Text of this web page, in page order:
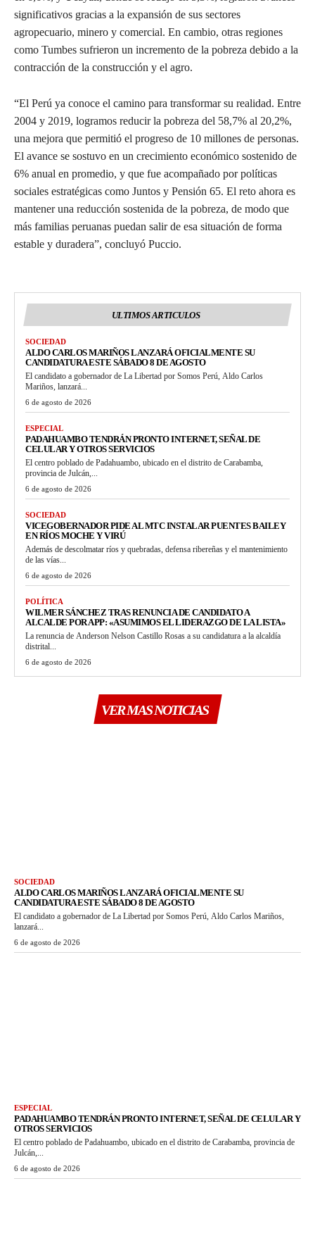
significativos gracias a la expansión de sus sectores
agropecuario, minero y comercial. En cambio, otras regiones
como Tumbes sufrieron un incremento de la pobreza debido a la
contracción de la construcción y el agro.
“El Perú ya conoce el camino para transformar su realidad. Entre
2004 y 2019, logramos reducir la pobreza del 58,7% al 20,2%,
una mejora que permitió el progreso de 10 millones de personas.
El avance se sostuvo en un crecimiento económico sostenido de
6% anual en promedio, y que fue acompañado por políticas
sociales estratégicas como Juntos y Pensión 65. El reto ahora es
mantener una reducción sostenida de la pobreza, de modo que
más familias peruanas puedan salir de esa situación de forma
estable y duradera”, concluyó Puccio.
ULTIMOS ARTICULOS
SOCIEDAD
ALDO CARLOS MARIÑOS LANZARÁ OFICIALMENTE SU
CANDIDATURA ESTE SÁBADO 8 DE AGOSTO
El candidato a gobernador de La Libertad por Somos Perú, Aldo Carlos
Mariños, lanzará...
6 de agosto de 2026
ESPECIAL
PADAHUAMBO TENDRÁN PRONTO INTERNET, SEÑAL DE
CELULAR Y OTROS SERVICIOS
El centro poblado de Padahuambo, ubicado en el distrito de Carabamba,
provincia de Julcán,...
6 de agosto de 2026
SOCIEDAD
VICEGOBERNADOR PIDE AL MTC INSTALAR PUENTES BAILEY
EN RÍOS MOCHE Y VIRÚ
Además de descolmatar ríos y quebradas, defensa ribereñas y el mantenimiento
de las vías...
6 de agosto de 2026
POLÍTICA
WILMER SÁNCHEZ TRAS RENUNCIA DE CANDIDATO A
ALCALDE POR APP: «ASUMIMOS EL LIDERAZGO DE LA LISTA»
La renuncia de Anderson Nelson Castillo Rosas a su candidatura a la alcaldía
distrital...
6 de agosto de 2026
VER MAS NOTICIAS
SOCIEDAD
ALDO CARLOS MARIÑOS LANZARÁ OFICIALMENTE SU
CANDIDATURA ESTE SÁBADO 8 DE AGOSTO
El candidato a gobernador de La Libertad por Somos Perú, Aldo Carlos Mariños,
lanzará...
6 de agosto de 2026
ESPECIAL
PADAHUAMBO TENDRÁN PRONTO INTERNET, SEÑAL DE CELULAR Y
OTROS SERVICIOS
El centro poblado de Padahuambo, ubicado en el distrito de Carabamba, provincia de
Julcán,...
6 de agosto de 2026